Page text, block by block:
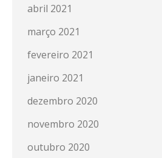
abril 2021
março 2021
fevereiro 2021
janeiro 2021
dezembro 2020
novembro 2020
outubro 2020